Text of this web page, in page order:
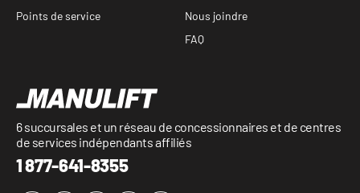
Points de service
Nous joindre
FAQ
6 succursales et un réseau de concessionnaires et de centres
de services indépendants affiliés
1 877-641-8355